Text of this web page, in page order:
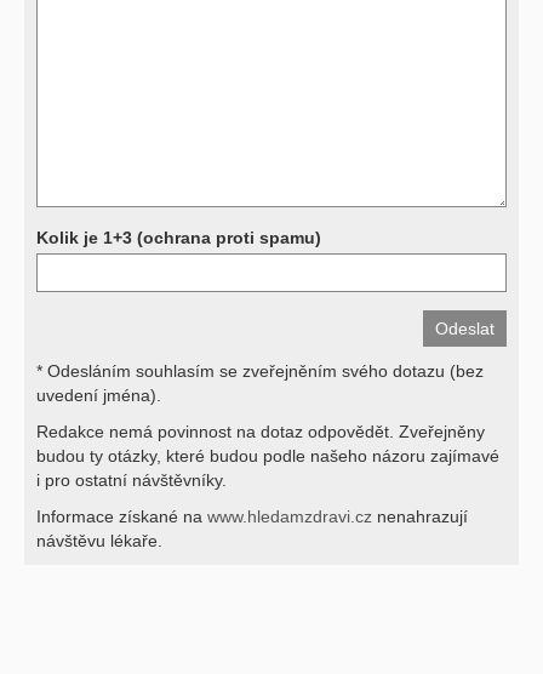
Kolik je 1+3 (ochrana proti spamu)
* Odesláním souhlasím se zveřejněním svého dotazu (bez
uvedení jména).
Redakce nemá povinnost na dotaz odpovědět. Zveřejněny
budou ty otázky, které budou podle našeho názoru zajímavé
i pro ostatní návštěvníky.
Informace získané na www.hledamzdravi.cz nenahrazují
návštěvu lékaře.